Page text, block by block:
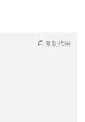
复制代码